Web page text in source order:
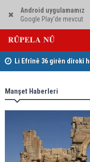
Android uygulamamız
Google Play'de mevcut
Li Efrînê 36 girên dîrokî
Manşet Haberleri